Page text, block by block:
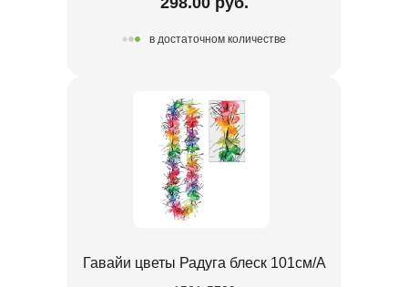
в достаточном количестве
Гавайи цветы Радуга блеск 101см/А